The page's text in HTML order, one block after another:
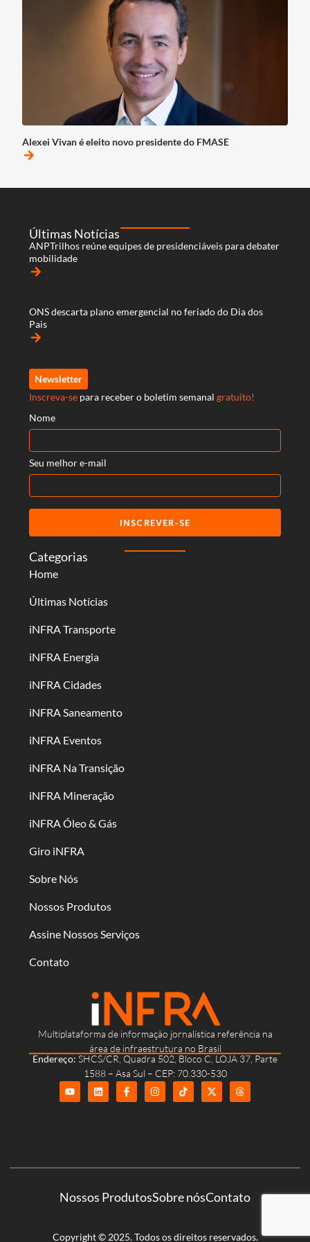
Alexei Vivan é eleito novo presidente do FMASE
arrow_forward
Multiplataforma de informação jornalística referência na
área de infraestrutura no Brasil
Endereço: SHCS/CR, Quadra 502, Bloco C, LOJA 37, Parte
1588 – Asa Sul – CEP: 70.330-530
Categorias
Home
Últimas Notícias
iNFRA Transporte
iNFRA Energia
iNFRA Cidades
iNFRA Saneamento
iNFRA Eventos
iNFRA Na Transição
iNFRA Mineração
iNFRA Óleo & Gás
Giro iNFRA
Sobre Nós
Nossos Produtos
Assine Nossos Serviços
Contato
Últimas Notícias
ANPTrilhos reúne equipes de presidenciáveis para debater
mobilidade
arrow_forward
ONS descarta plano emergencial no feriado do Dia dos
Pais
arrow_forward
Newsletter
Inscreva-se para receber o boletim semanal gratuito!
Nome
Seu melhor e-mail
INSCREVER-SE
Nossos ProdutosSobre nósContato
Copyright © 2025. Todos os direitos reservados.